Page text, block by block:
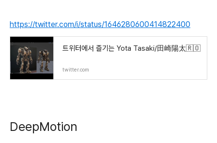
https://twitter.com/i/status/1646280600414822400
트위터에서 즐기는 Yota Tasaki/田崎陽太🇷🇴
twitter.com
DeepMotion